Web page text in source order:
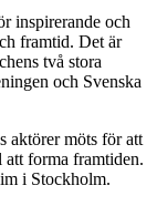
inspirerande och
framtid. Det är
två stora
och Svenska
aktörer möts för att
att forma framtiden.
i Stockholm.